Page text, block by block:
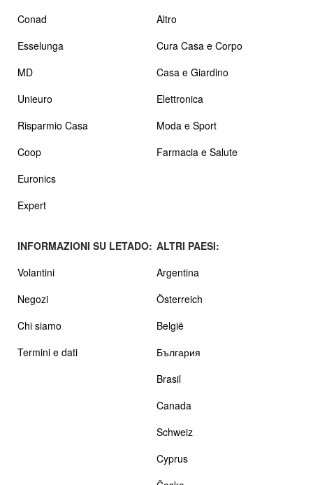
Conad
Esselunga
MD
Unieuro
Risparmio Casa
Coop
Euronics
Expert
Altro
Cura Casa e Corpo
Casa e Giardino
Elettronica
Moda e Sport
Farmacia e Salute
INFORMAZIONI SU LETADO:
Volantini
Negozi
Chi siamo
Termini e dati
ALTRI PAESI:
Argentina
Österreich
België
България
Brasil
Canada
Schweiz
Cyprus